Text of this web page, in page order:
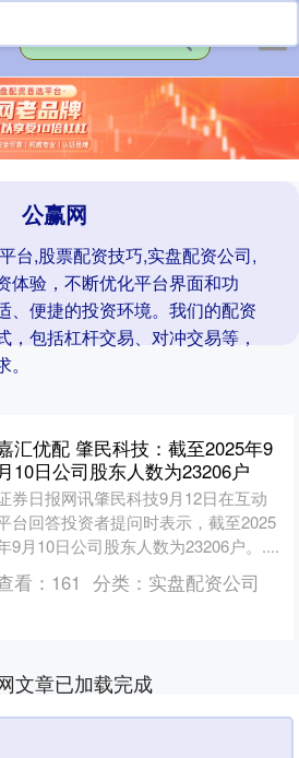
公赢网
台,股票配资技巧,实盘配资公司,
体验，不断优化平台界面和功
、便捷的投资环境。我们的配资
，包括杠杆交易、对冲交易等，
汇优配 肇民科技：截至2025年9
月10日公司股东人数为23206户
券日报网讯肇民科技9月12日在互动
台回答投资者提问时表示，截至2025
9月10日公司股东人数为23206户。....
看： 161 分类： 实盘配资公司
文章已加载完成